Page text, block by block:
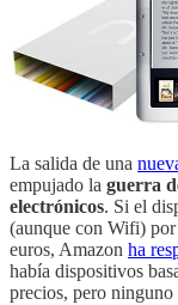
La salida de una
empujado la guerra
electrónicos. Si el
(aunque con Wifi)
euros, Amazon ha
había dispositivos
precios, pero